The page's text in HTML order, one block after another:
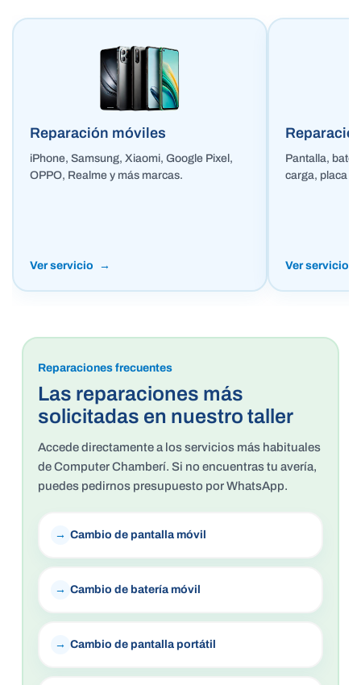
Reparación móviles
iPhone, Samsung, Xiaomi, Google Pixel,
OPPO, Realme y más marcas.
Ver servicio
Pantalla,
carga, placa
Ver servicio
Reparaciones frecuentes
Las reparaciones más
solicitadas en nuestro taller
Accede directamente a los servicios más habituales
de Computer Chamberí. Si no encuentras tu avería,
puedes pedirnos presupuesto por WhatsApp.
Cambio de pantalla móvil
Cambio de batería móvil
Cambio de pantalla portátil